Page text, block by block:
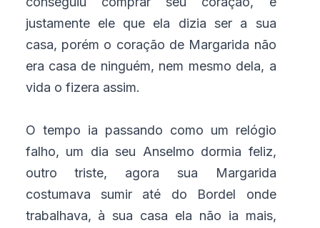
justamente ele que ela dizia ser a sua
casa, porém o coração de Margarida não
era casa de ninguém, nem mesmo dela, a
vida o fizera assim.
O tempo ia passando como um relógio
falho, um dia seu Anselmo dormia feliz,
outro triste, agora sua Margarida
costumava sumir até do Bordel onde
trabalhava, à sua casa ela não ia mais,